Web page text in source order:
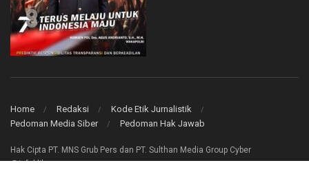
Home Redaksi
Kode Etik Jurnalistik
Pedoman Media Siber
Pedoman Hak Jawab
Hak Cipta PT. MNS Grub Pers dan PT. Sulthan Media Group Cyber
@infoklik.co